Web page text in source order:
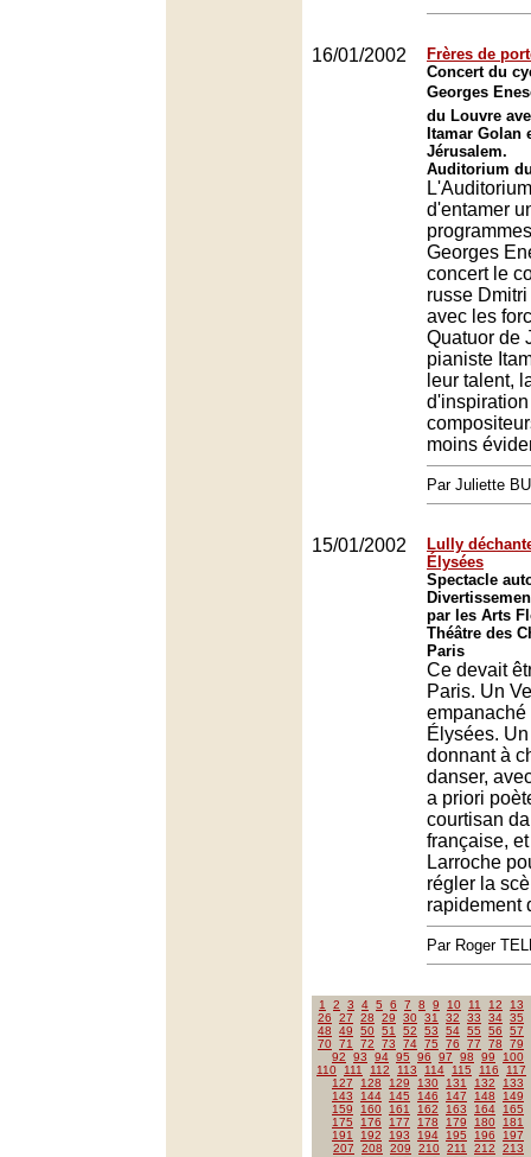
16/01/2002
Frères de
Concert du
Georges
du Louvre
Itamar Golan
Jérusalem.
Auditorium
d'entamer
Georges
concert le
russe
avec les
Quatuor de
pianiste
leur talent,
moins
Par Juliette
15/01/2002
Lully
Élysées
Spectacle
par les Arts
Théâtre des
Paris
Ce devait
Paris. Un
Élysées.
donnant à
danser,
a priori
courtisan
française,
Larroche
régler la
rapidement
Par Roger
1 2 3 4 5 6 7 8 9 10 11 12
13
26
27 28 29 30 31 32 33 34 35
48
49 50 51 52 53 54 55 56
57
70 71 72 73 74 75 76 77 78
79
92
93 94 95 96 97 98 99
100
110
111 112 113 114 115 116
117
127
128 129 130 131 132
133
143
144 145 146 147 148
149
159
160 161 162 163 164
165
175
176 177 178 179 180
181
191
192 193 194 195 196
197
207
208 209 210 211 212
213